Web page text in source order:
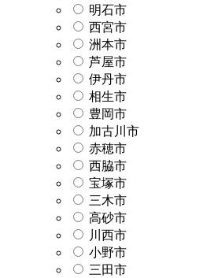
明石市
西宮市
洲本市
芦屋市
伊丹市
相生市
豊岡市
加古川市
赤穂市
西脇市
宝塚市
三木市
高砂市
川西市
小野市
三田市